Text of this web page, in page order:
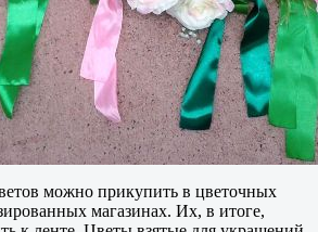
можно прикупить в цветочных
магазинах. Их, в итоге,